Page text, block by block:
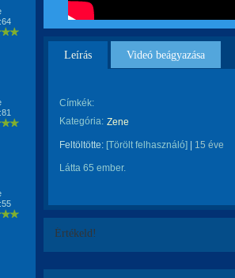
Leírás Videó beágyazása
Címkék:
Kategória: Zene
Feltöltötte: [Törölt felhasználó] 15 éve
Látta 65 ember.
Értékeld!